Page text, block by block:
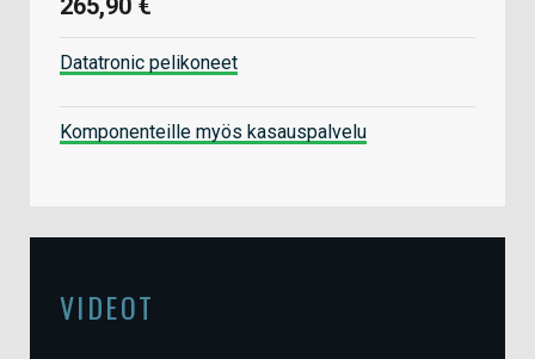
Datatronic pelikoneet
Komponenteille myös kasauspalvelu
VIDEOT